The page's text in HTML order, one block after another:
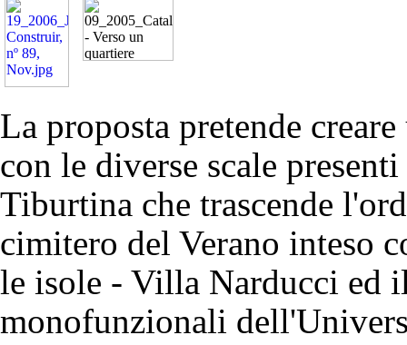
La proposta pretende
con le diverse scale
Tiburtina che trascende
cimitero del Verano inteso
le isole - Villa Narducci ed
monofunzionali